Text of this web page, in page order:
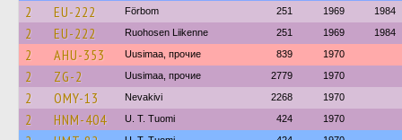
2 EU-222 Förbom 251 1969 1984
2 EU-222 Ruohosen Liikenne 251 1969 1984
2 AHU-353 Uusimaa, прочие 839 1970
2 ZG-2 Uusimaa, прочие 2779 1970
2 OMY-13 Nevakivi 2268 1970
2 HNM-404 U. T. Tuomi 424 1970